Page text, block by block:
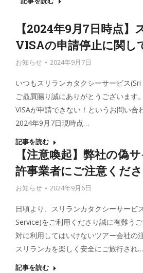
【2024年9月7日時点】
VISAの申請停止に関し
お知らせ 2024年9月7日
いつもスリランカタクシーサービス
ご贔屓賜り誠にありがとうございます
VISAが申請できない！というお問い合
2024年9月7日現時点…
記事を読む
【注意喚起】弊社の偽
許事業者にご注意くだ
お知らせ 2024年9月6日
日頃より、スリランカタクシーサービ
Service)をご利用くださり誠に有難う
対に利用してはいけないツアー会社の
スリランカを楽しく安全にご旅行され…
記事を読む